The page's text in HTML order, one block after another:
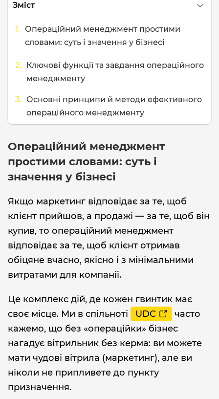
Зміст
Операційний менеджмент простими
словами: суть і значення у бізнесі
Ключові функції та завдання операційного
менеджменту
Основні принципи й методи ефективного
операційного менеджменту
Операційний менеджмент
простими словами: суть і
значення у бізнесі
Якщо маркетинг відповідає за те, щоб
клієнт прийшов, а продажі — за те, щоб він
купив, то операційний менеджмент
відповідає за те, щоб клієнт отримав
обіцяне вчасно, якісно і з мінімальними
витратами для компанії.
Це комплекс дій, де кожен гвинтик має
своє місце. Ми в спільноті
UDC
часто
кажемо, що без «операційки» бізнес
нагадує вітрильник без керма: ви можете
мати чудові вітрила (маркетинг), але ви
ніколи не припливете до пункту
призначення.